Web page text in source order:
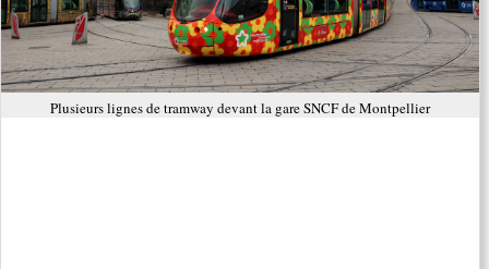
Plusieurs lignes de tramway devant la gare SNCF de Montpellier